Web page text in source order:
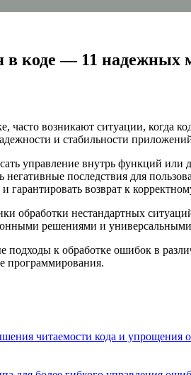
коде — 11 надежных
возникают ситуации, когда
и стабильности
управление внутрь функций
последствия для
гарантировать возврат к
обработки нестандартных
решениями и
подходы к обработке ошибок в
программирования.
читаемости кода и упрощения